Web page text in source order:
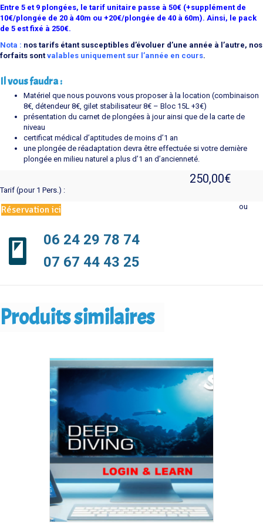
Entre 5 et 9 plongées, le tarif unitaire passe à 50€ (+supplément de
10€/plongée de 20 à 40m ou +20€/plongée de 40 à 60m). Ainsi, le pack
de 5 est fixé à 250€.
Nota : nos tarifs étant susceptibles d’évoluer d’une année à l’autre, nos
forfaits sont valables uniquement sur l’année en cours.
Il vous faudra :
Matériel que nous pouvons vous proposer à la location (combinaison
8€, détendeur 8€, gilet stabilisateur 8€ – Bloc 15L +3€)
présentation du carnet de plongées à jour ainsi que de la carte de
niveau
certificat médical d’aptitudes de moins d’1 an
une plongée de réadaptation devra être effectuée si votre dernière
plongée en milieu naturel a plus d’1 an d’ancienneté.
Tarif (pour 1 Pers.) :
250,00€
Réservation ici ou
06 24 29 78 74
07 67 44 43 25
Produits similaires